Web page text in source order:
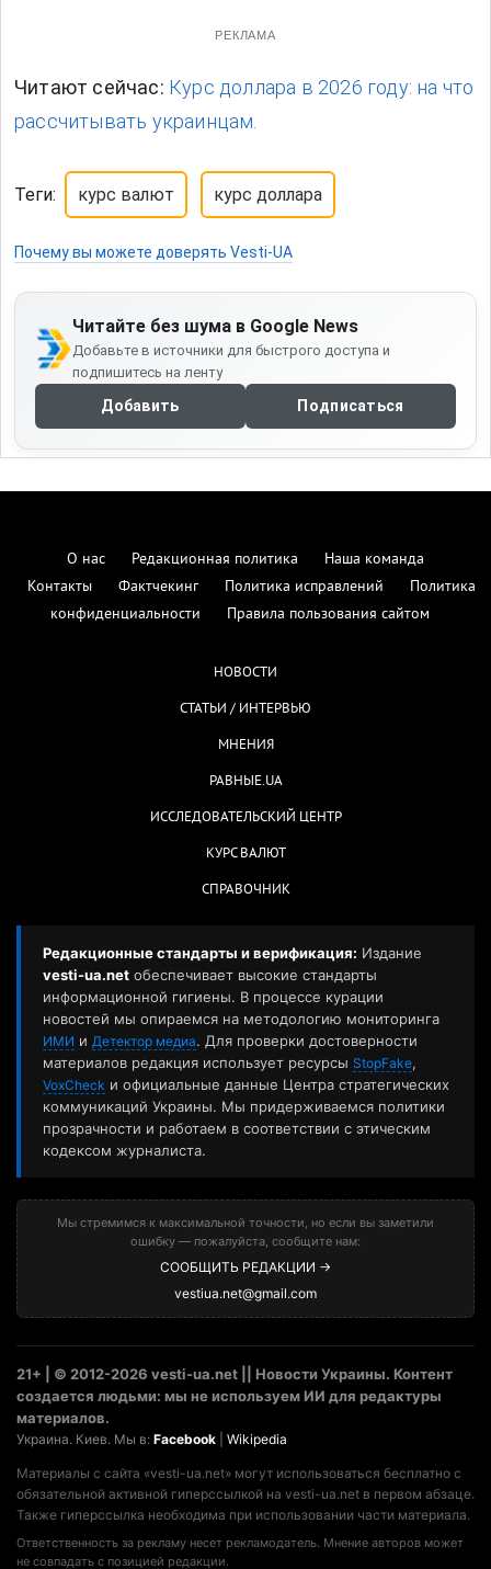
РЕКЛАМА
Читают сейчас: Курс доллара в 2026 году: на что
рассчитывать украинцам.
Теги: курс валют курс доллара
Почему вы можете доверять Vesti-UA
Читайте без шума в Google News
Добавьте в источники для быстрого доступа и
подпишитесь на ленту
Добавить Подписаться
О нас Редакционная политика
Наша команда
Контакты
Фактчекинг Политика исправлений
Политика
конфиденциальности
Правила пользования сайтом
НОВОСТИ
СТАТЬИ / ИНТЕРВЬЮ
МНЕНИЯ
РАВНЫЕ.UA
ИССЛЕДОВАТЕЛЬСКИЙ ЦЕНТР
КУРС ВАЛЮТ
СПРАВОЧНИК
Редакционные стандарты и верификация: Издание
vesti-ua.net обеспечивает высокие стандарты
информационной гигиены. В процессе курации
новостей мы опираемся на методологию мониторинга
ИМИ и Детектор медиа. Для проверки достоверности
материалов редакция использует ресурсы StopFake,
VoxCheck и официальные данные Центра стратегических
коммуникаций Украины. Мы придерживаемся политики
прозрачности и работаем в соответствии с этическим
кодексом журналиста.
Мы стремимся к максимальной точности, но если вы заметили
ошибку — пожалуйста, сообщите нам:
СООБЩИТЬ РЕДАКЦИИ →
vestiua.net@gmail.com
21+ | © 2012-2026 vesti-ua.net || Новости Украины. Контент
создается людьми: мы не используем ИИ для редактуры
материалов.
Украина. Киев. Мы в: Facebook Wikipedia
Материалы с сайта «vesti-ua.net» могут использоваться бесплатно с
обязательной активной гиперссылкой на vesti-ua.net в первом абзаце.
Также гиперссылка необходима при использовании части материала.
Ответственность за рекламу несет рекламодатель. Мнение авторов может
не совпадать с позицией редакции.